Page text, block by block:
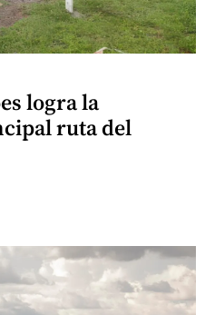
logra la
ruta del